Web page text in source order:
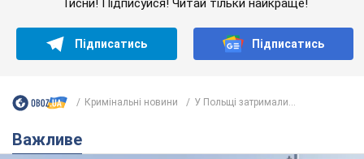
Тисни! Підписуйся! Читай тільки найкраще!
Підписатись Підписатись
Кримінальні новини У Польщі затримали...
Важливе